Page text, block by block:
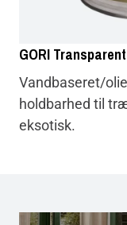
GORI
Vandbaseret/
holdbarhed til
eksotisk.